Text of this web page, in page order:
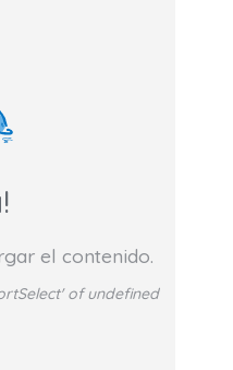
el contenido.
of undefined